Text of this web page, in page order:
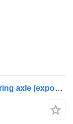
Draco Frigo Carrier Maxima 1300 steering axle (export documents)